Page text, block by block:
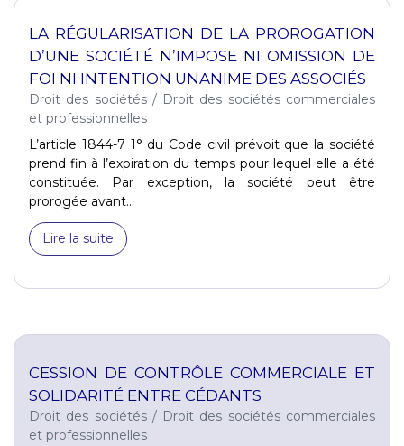
LA RÉGULARISATION DE LA PROROGATION
D’UNE SOCIÉTÉ N’IMPOSE NI OMISSION DE
FOI NI INTENTION UNANIME DES ASSOCIÉS
Droit des sociétés/ Droit des sociétés commerciales
et professionnelles
L’article 1844-7 1° du Code civil prévoit que la société
prend fin à l’expiration du temps pour lequel elle a été
constituée. Par exception, la société peut être
prorogée avant...
Lire la suite
CESSION DE CONTRÔLE COMMERCIALE ET
SOLIDARITÉ ENTRE CÉDANTS
Droit des sociétés/ Droit des sociétés commerciales
et professionnelles